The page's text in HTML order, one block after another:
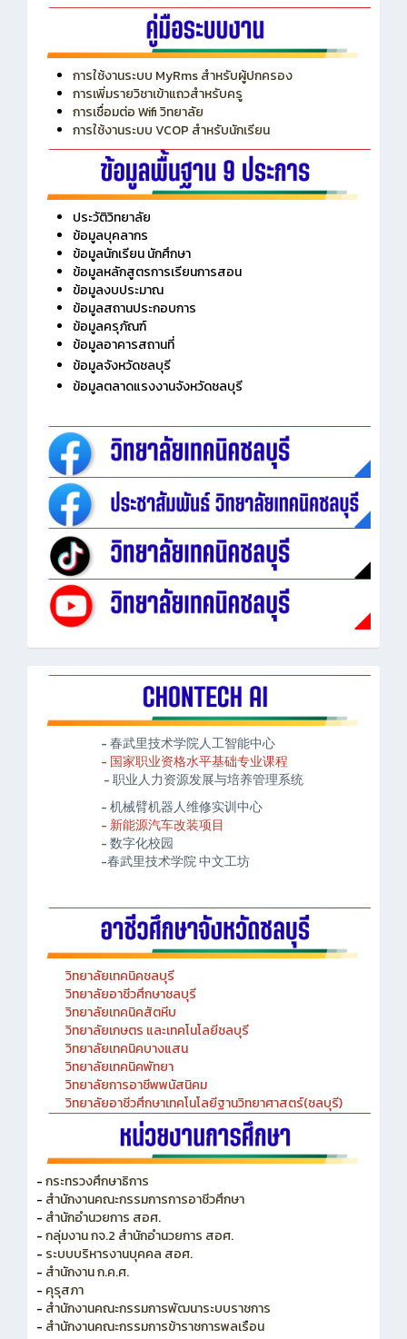
การใช้งานระบบ MyRms สำหรับผู้ปกครอง
การเพิ่มรายวิชาเข้าแถวสำหรับครู
การเชื่อมต่อ Wifi วิทยาลัย
การใช้งานระบบ VCOP สำหรับนักเรียน
ประวัติวิทยาลัย
ข้อมูลบุคลากร
ข้อมูลนักเรียน นักศึกษา
ข้อมูลหลักสูตรการเรียนการสอน
ข้อมูลงบประมาณ
ข้อมูลสถานประกอบการ
ข้อมูลครุภัณฑ์
ข้อมูลอาคารสถานที่
ข้อมูลจังหวัดชลบุรี
ข้อมูลตลาดแรงงานจังหวัดชลบุรี
- 春武里技术学院人工智能中心
- 国家职业资格水平基础专业课程
- 职业人力资源发展与培养管理系统
- 机械臂机器人维修实训中心
- 新能源汽车改装项目
- 数字化校园
-春武里技术学院 中文工坊
วิทยาลัยเทคนิคชลบุรี
วิทยาลัยอาชีวศึกษาชลบุรี
วิทยาลัยเทคนิคสัตหีบ
วิทยาลัยเกษตร และเทคโนโลยีชลบุรี
วิทยาลัยเทคนิคบางแสน
วิทยาลัยเทคนิคพัทยา
วิทยาลัยการอาชีพพนัสนิคม
วิทยาลัยอาชีวศึกษาเทคโนโลยีฐานวิทยาศาสตร์(ชลบุรี)
-กระทรวงศึกษาธิการ
- สำนักงานคณะกรรมการการอาชีวศึกษา
- สำนักอำนวยการ สอศ.
-กลุ่มงาน กจ.2 สำนักอำนวยการ สอศ.
- ระบบบริหารงานบุคคล สอศ.
- สำนักงาน ก.ค.ศ.
- คุรุสภา
- สำนักงานคณะกรรมการพัฒนาระบบราชการ
- สำนักงานคณะกรรมการข้าราชการพลเรือน